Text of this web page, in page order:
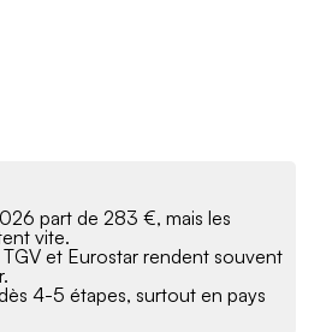
part de 283 €, mais les
vite.
TGV et Eurostar rendent souvent
4-5 étapes, surtout en pays